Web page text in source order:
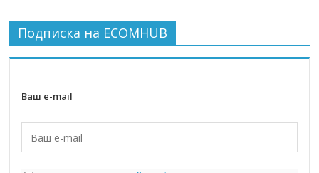
Подписка на ECOMHUB
Ваш e-mail